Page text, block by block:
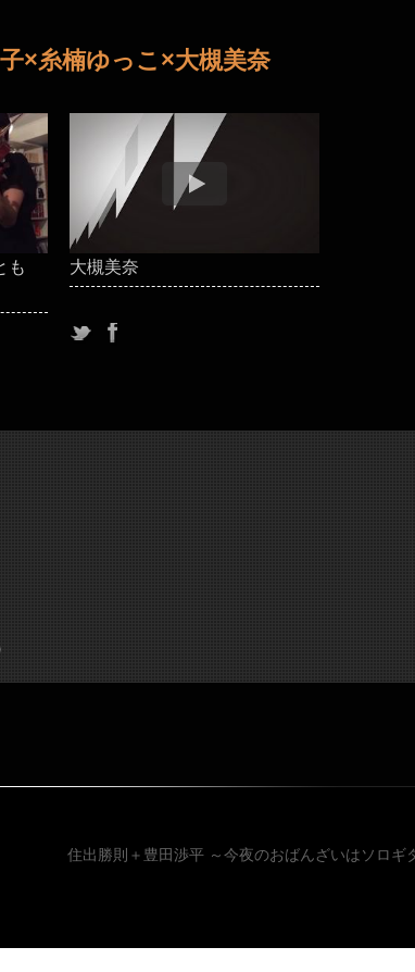
×糸楠ゆっこ×大槻美奈
も
大槻美奈
ビゲーション
住出勝則＋豊田渉平 ～今夜のおばんざいはソロギ